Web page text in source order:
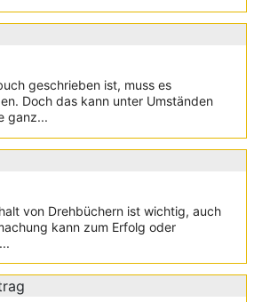
geschrieben ist, muss es
Doch das kann unter Umständen
ganz...
von Drehbüchern ist wichtig, auch
kann zum Erfolg oder